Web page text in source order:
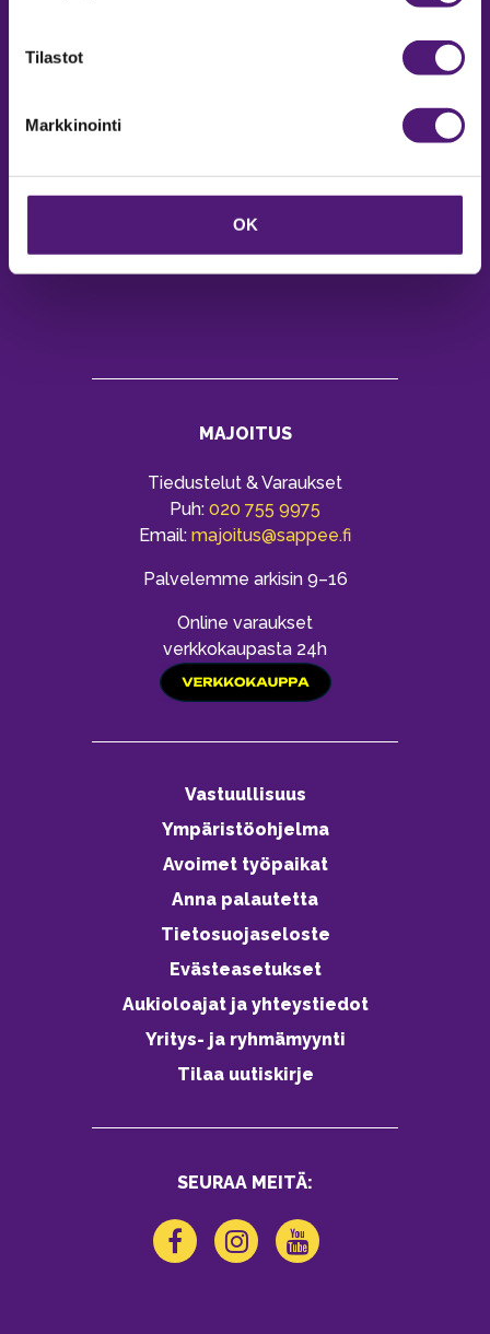
Tilastot
Markkinointi
OK
MAJOITUS
Tiedustelut & Varaukset
Puh: 020 755 9975
Email: majoitus@sappee.fi
Palvelemme arkisin 9–16
Online varaukset
verkkokaupasta 24h
Vastuullisuus
Ympäristöohjelma
Avoimet työpaikat
Anna palautetta
Tietosuojaseloste
Evästeasetukset
Aukioloajat ja yhteystiedot
Yritys- ja ryhmämyynti
Tilaa uutiskirje
SEURAA MEITÄ: